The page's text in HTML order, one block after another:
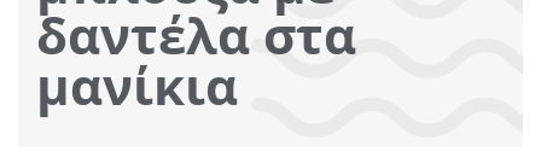
δαντέλα στα
μανίκια